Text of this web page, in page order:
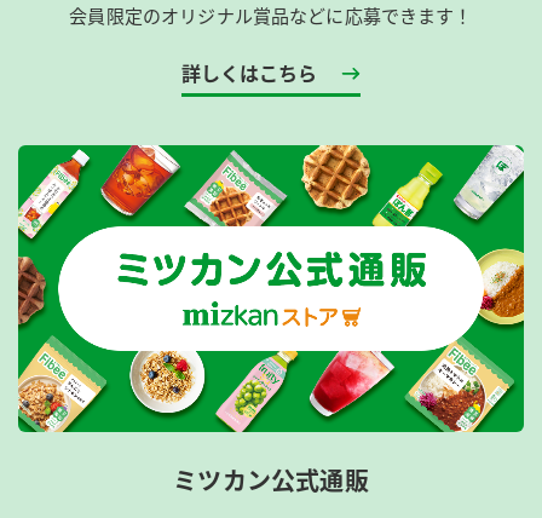
会員限定のオリジナル賞品などに応募できます！
詳しくはこちら
ミツカン公式通販